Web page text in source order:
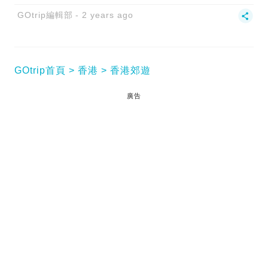
GOtrip編輯部 2 years ago
GOtrip首頁 香港 香港郊遊
廣告